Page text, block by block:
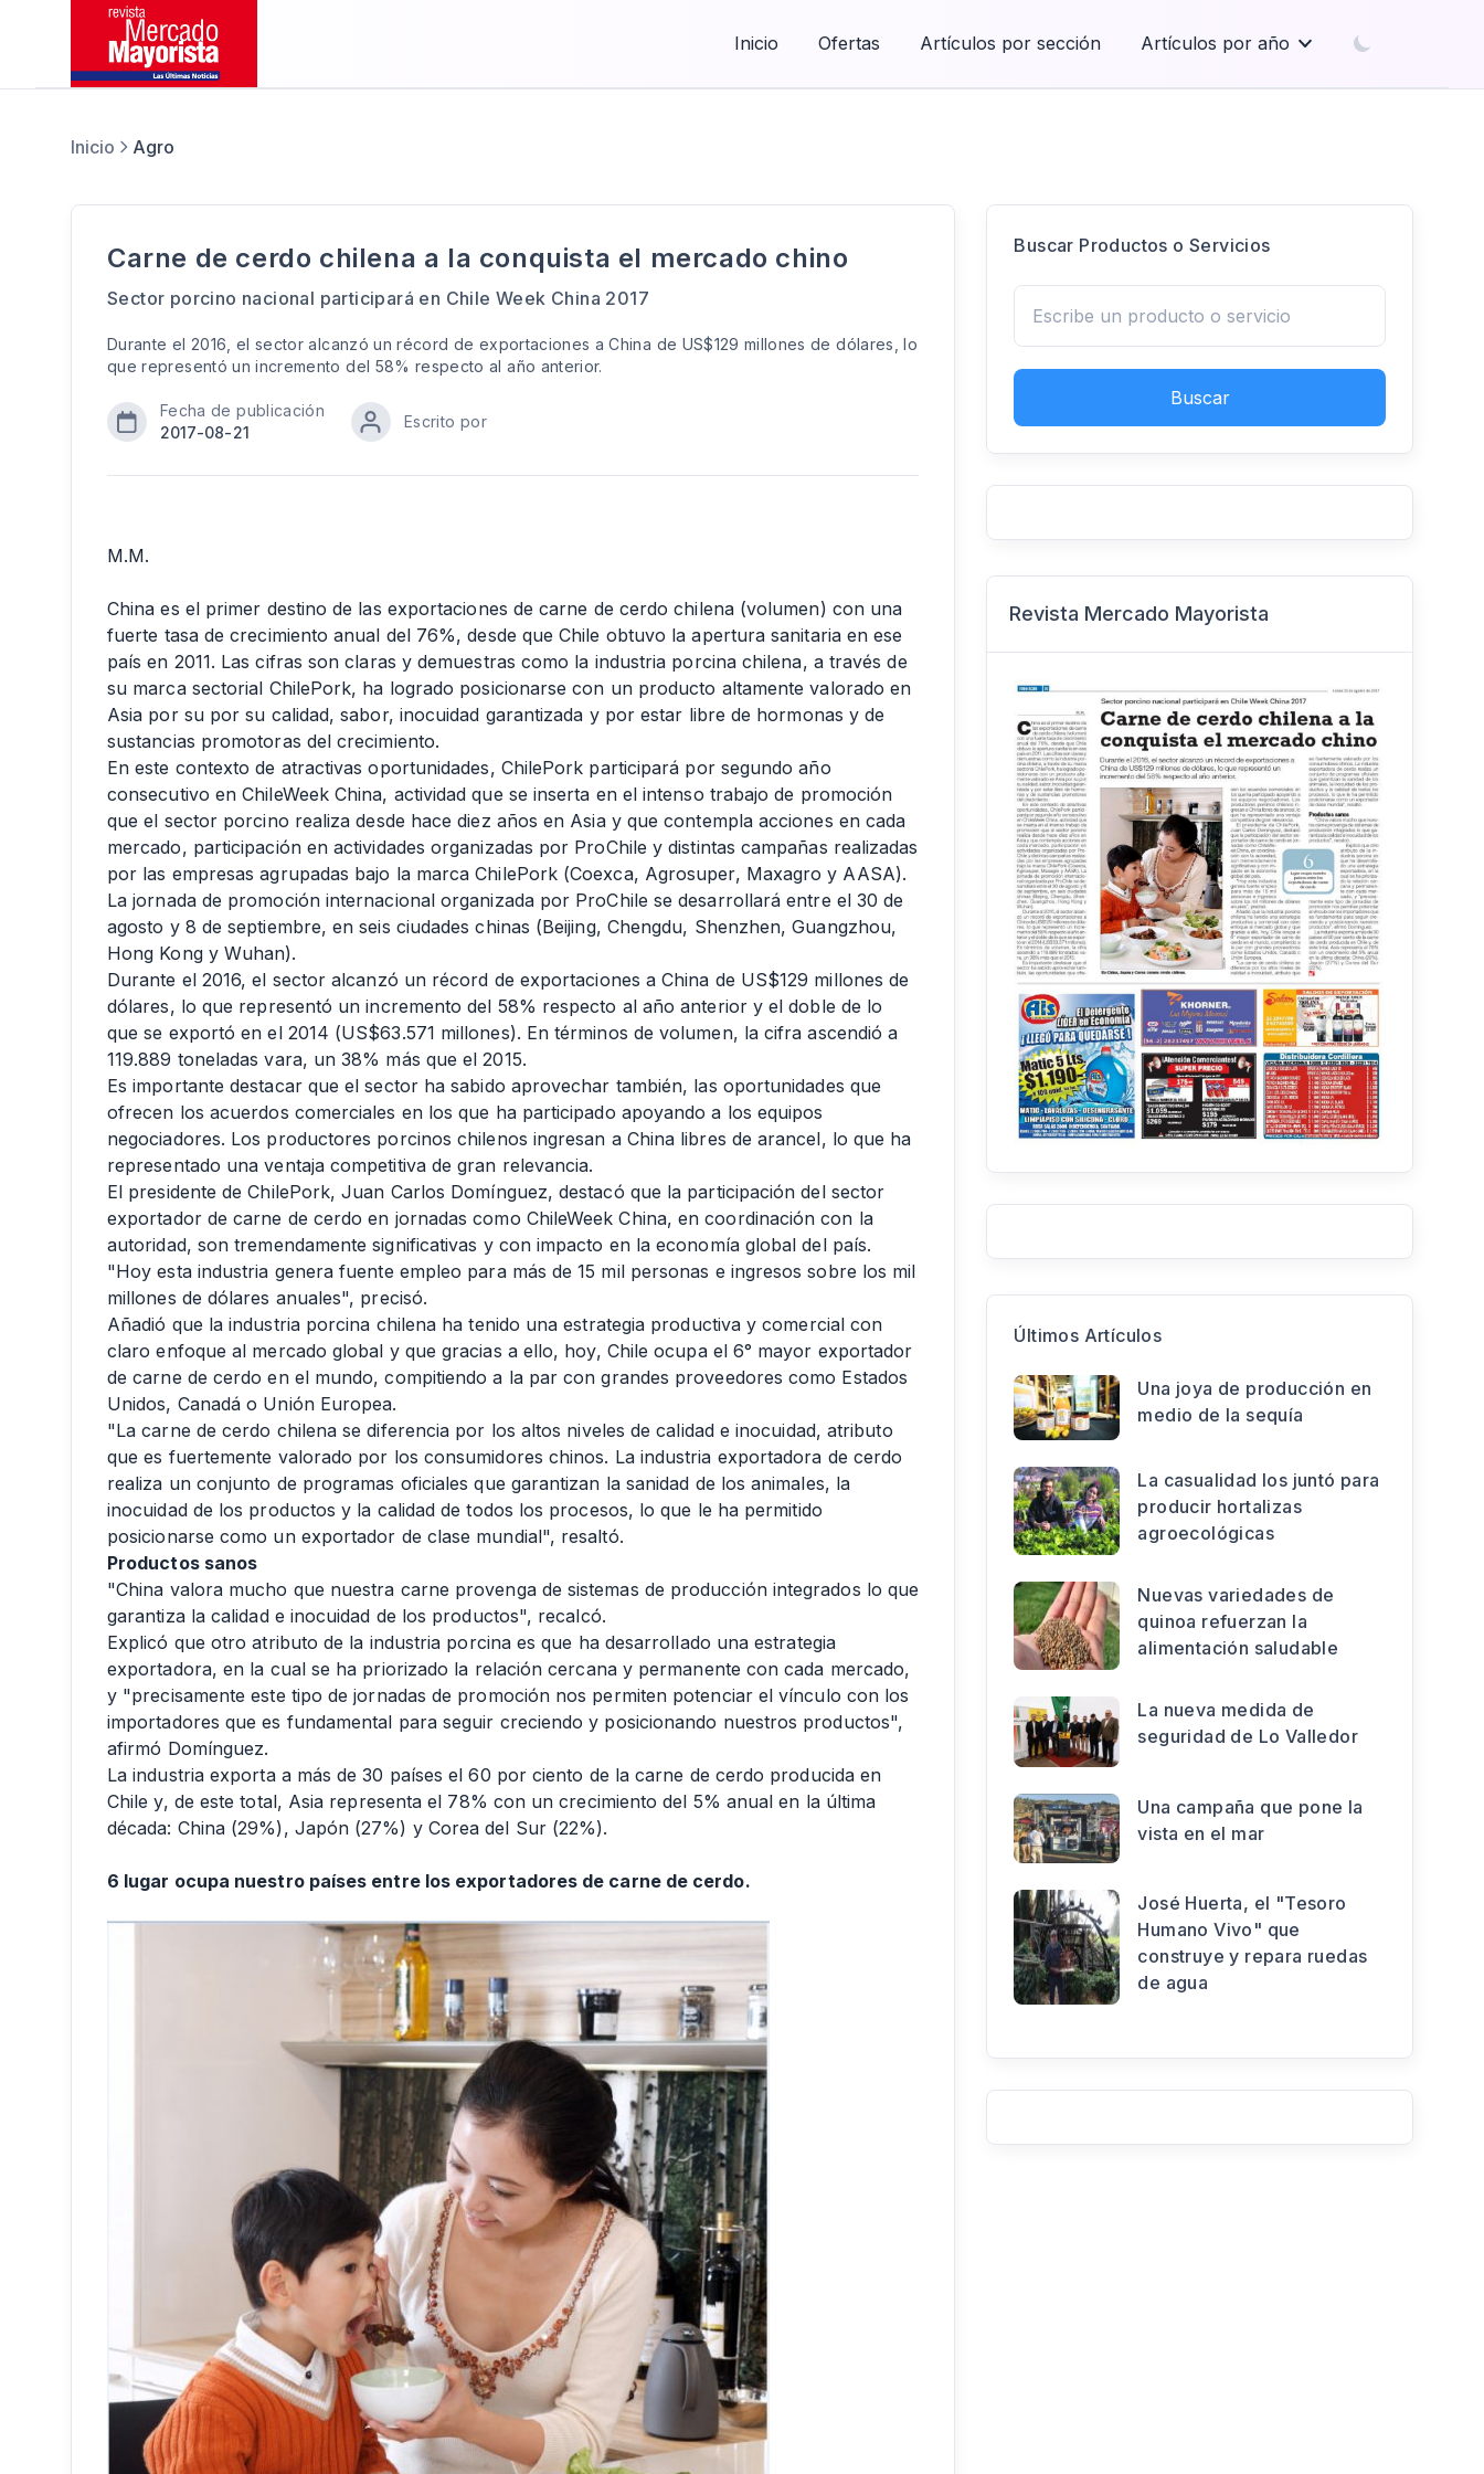
Inicio Ofertas Artículos por sección Artículos por año
Inicio Agro
Carne de cerdo chilena a la conquista el mercado chino
Sector porcino nacional participará en Chile Week China 2017
Durante el 2016, el sector alcanzó un récord de exportaciones a China de US$129 millones de dólares, lo
que representó un incremento del 58% respecto al año anterior.
Fecha de publicación
2017-08-21
Escrito por
M.M.
China es el primer destino de las exportaciones de carne de cerdo chilena (volumen) con una
fuerte tasa de crecimiento anual del 76%, desde que Chile obtuvo la apertura sanitaria en ese
país en 2011. Las cifras son claras y demuestras como la industria porcina chilena, a través de
su marca sectorial ChilePork, ha logrado posicionarse con un producto altamente valorado en
Asia por su por su calidad, sabor, inocuidad garantizada y por estar libre de hormonas y de
sustancias promotoras del crecimiento.
En este contexto de atractivas oportunidades, ChilePork participará por segundo año
consecutivo en ChileWeek China, actividad que se inserta en el intenso trabajo de promoción
que el sector porcino realiza desde hace diez años en Asia y que contempla acciones en cada
mercado, participación en actividades organizadas por ProChile y distintas campañas realizadas
por las empresas agrupadas bajo la marca ChilePork (Coexca, Agrosuper, Maxagro y AASA).
La jornada de promoción internacional organizada por ProChile se desarrollará entre el 30 de
agosto y 8 de septiembre, en seis ciudades chinas (Beijing, Chengdu, Shenzhen, Guangzhou,
Hong Kong y Wuhan).
Durante el 2016, el sector alcanzó un récord de exportaciones a China de US$129 millones de
dólares, lo que representó un incremento del 58% respecto al año anterior y el doble de lo
que se exportó en el 2014 (US$63.571 millones). En términos de volumen, la cifra ascendió a
119.889 toneladas vara, un 38% más que el 2015.
Es importante destacar que el sector ha sabido aprovechar también, las oportunidades que
ofrecen los acuerdos comerciales en los que ha participado apoyando a los equipos
negociadores. Los productores porcinos chilenos ingresan a China libres de arancel, lo que ha
representado una ventaja competitiva de gran relevancia.
El presidente de ChilePork, Juan Carlos Domínguez, destacó que la participación del sector
exportador de carne de cerdo en jornadas como ChileWeek China, en coordinación con la
autoridad, son tremendamente significativas y con impacto en la economía global del país.
"Hoy esta industria genera fuente empleo para más de 15 mil personas e ingresos sobre los mil
millones de dólares anuales", precisó.
Añadió que la industria porcina chilena ha tenido una estrategia productiva y comercial con
claro enfoque al mercado global y que gracias a ello, hoy, Chile ocupa el 6° mayor exportador
de carne de cerdo en el mundo, compitiendo a la par con grandes proveedores como Estados
Unidos, Canadá o Unión Europea.
"La carne de cerdo chilena se diferencia por los altos niveles de calidad e inocuidad, atributo
que es fuertemente valorado por los consumidores chinos. La industria exportadora de cerdo
realiza un conjunto de programas oficiales que garantizan la sanidad de los animales, la
inocuidad de los productos y la calidad de todos los procesos, lo que le ha permitido
posicionarse como un exportador de clase mundial", resaltó.
Productos sanos
"China valora mucho que nuestra carne provenga de sistemas de producción integrados lo que
garantiza la calidad e inocuidad de los productos", recalcó.
Explicó que otro atributo de la industria porcina es que ha desarrollado una estrategia
exportadora, en la cual se ha priorizado la relación cercana y permanente con cada mercado,
y "precisamente este tipo de jornadas de promoción nos permiten potenciar el vínculo con los
importadores que es fundamental para seguir creciendo y posicionando nuestros productos",
afirmó Domínguez.
La industria exporta a más de 30 países el 60 por ciento de la carne de cerdo producida en
Chile y, de este total, Asia representa el 78% con un crecimiento del 5% anual en la última
década: China (29%), Japón (27%) y Corea del Sur (22%).
6 lugar ocupa nuestro países entre los exportadores de carne de cerdo.
Buscar Productos o Servicios
Buscar
Revista Mercado Mayorista
Últimos Artículos
Una joya de producción en
medio de la sequía
La casualidad los juntó para
producir hortalizas
agroecológicas
Nuevas variedades de
quinoa refuerzan la
alimentación saludable
La nueva medida de
seguridad de Lo Valledor
Una campaña que pone la
vista en el mar
José Huerta, el "Tesoro
Humano Vivo" que
construye y repara ruedas
de agua